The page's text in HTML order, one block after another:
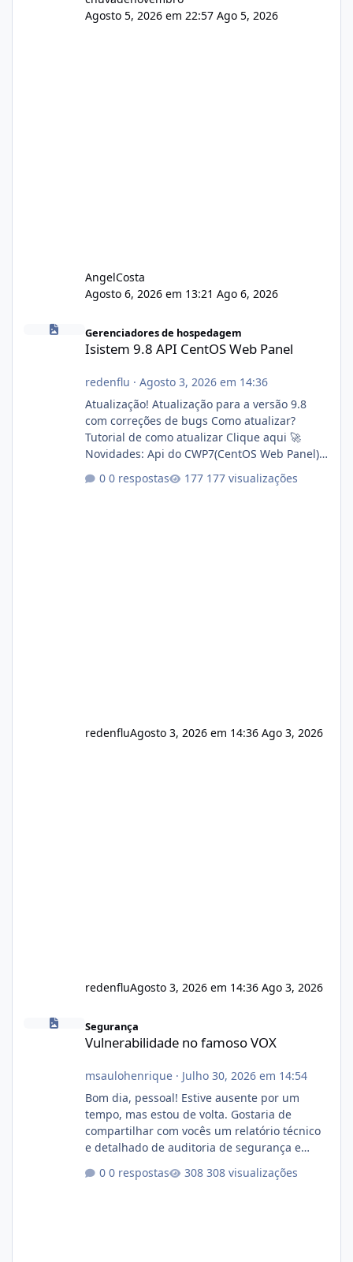
Agosto 5, 2026 em 22:57 Ago 5, 2026
AngelCosta
Agosto 6, 2026 em 13:21 Ago 6, 2026
Gerenciadores de hospedagem
Isistem 9.8 API CentOS Web Panel
redenflu · Agosto 3, 2026 em 14:36
Atualização! Atualização para a versão 9.8
com correções de bugs Como atualizar?
Tutorial de como atualizar Clique aqui 🚀
Novidades: Api do CWP7(CentOS Web Panel)
autorizado a usasr o isistem:
0 respostas 177 visualizações
redenfluAgosto 3, 2026 em 14:36 Ago 3, 2026
redenfluAgosto 3, 2026 em 14:36 Ago 3, 2026
Vulnerabilidade no famoso VOX
Segurança
Vulnerabilidade no famoso VOX
msaulohenrique· Julho 30, 2026 em 14:54
Bom dia, pessoal! Estive ausente por um
tempo, mas estou de volta. Gostaria de
compartilhar com vocês um relatório técnico
e detalhado de auditoria de segurança e
atualmente em circulação e comercialização
0 respostas 308 visualizações